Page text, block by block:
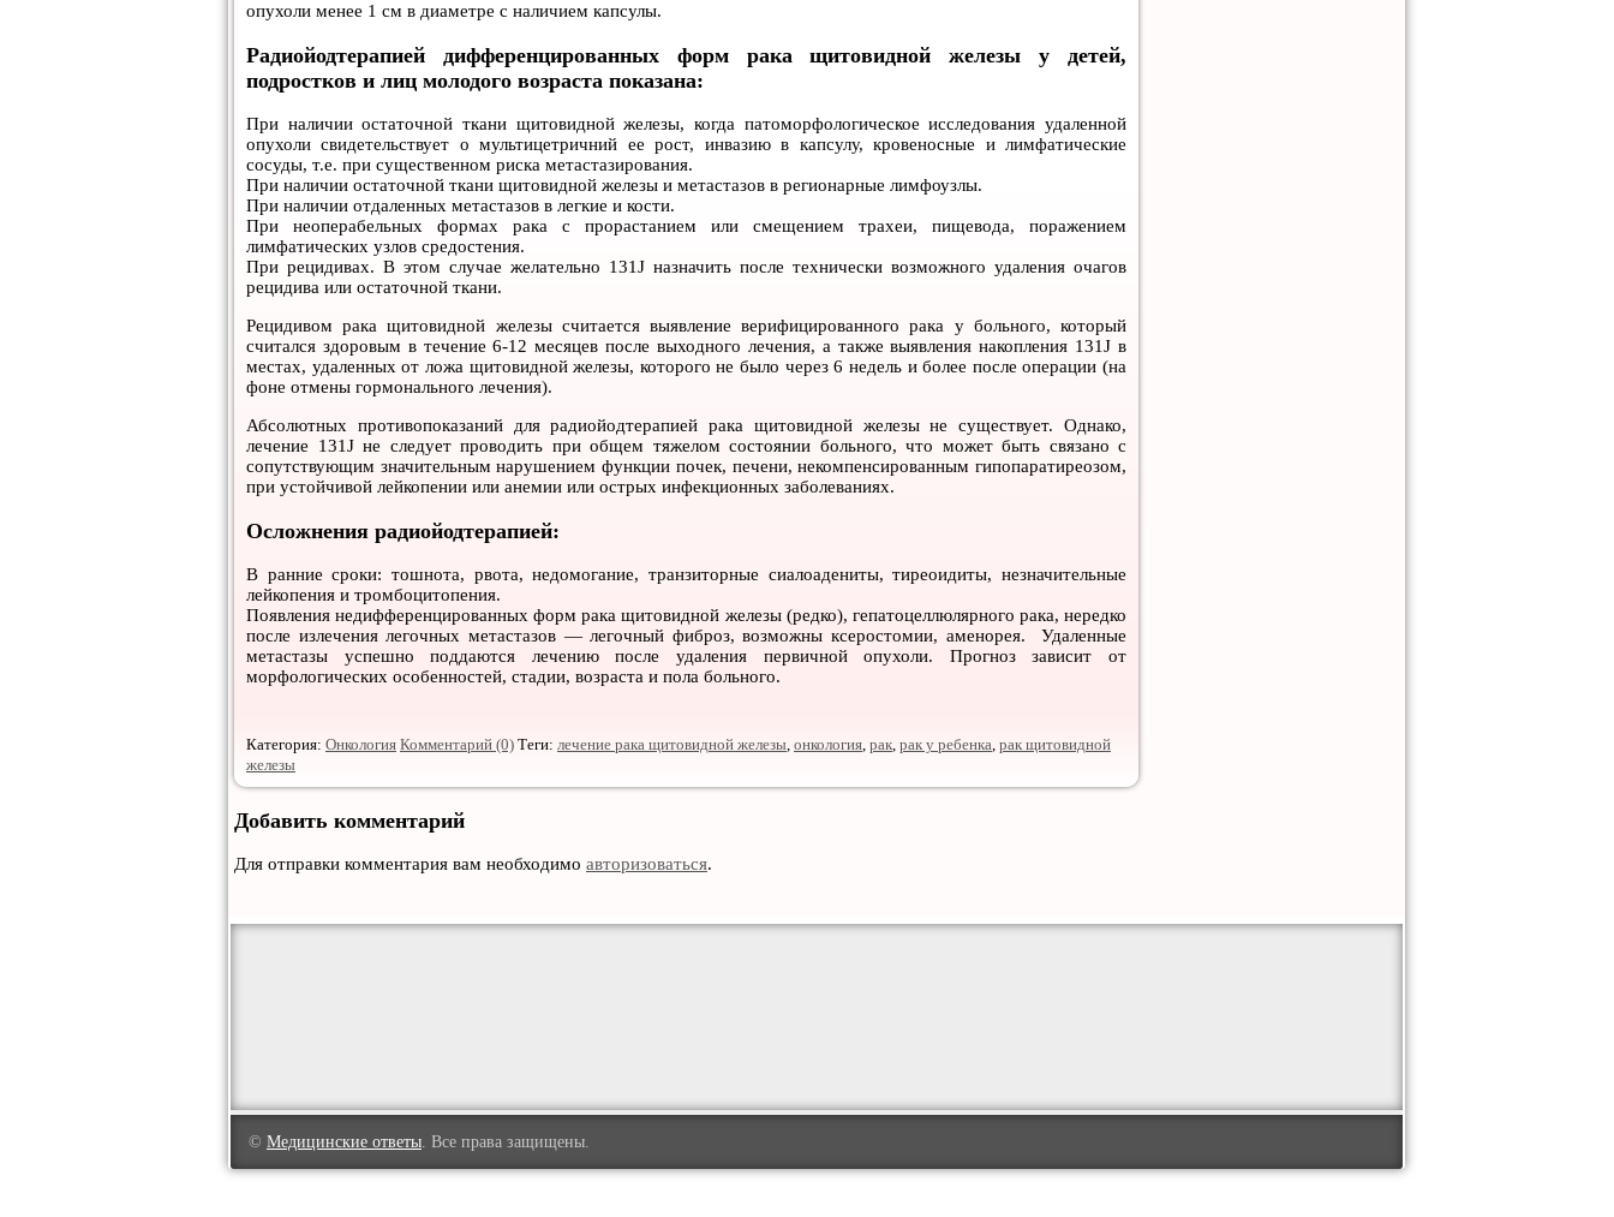
опухоли менее 1 см в диаметре с наличием капсулы.
Радиойодтерапией дифференцированных форм рака щитовидной железы у детей,
подростков и лиц молодого возраста показана:
При наличии остаточной ткани щитовидной железы, когда патоморфологическое исследования удаленной
опухоли свидетельствует о мультицетричний ее рост, инвазию в капсулу, кровеносные и лимфатические
сосуды, т.е. при существенном риска метастазирования.
При наличии остаточной ткани щитовидной железы и метастазов в регионарные лимфоузлы.
При наличии отдаленных метастазов в легкие и кости.
При неоперабельных формах рака с прорастанием или смещением трахеи, пищевода, поражением
лимфатических узлов средостения.
При рецидивах. В этом случае желательно 131J назначить после технически возможного удаления очагов
рецидива или остаточной ткани.
Рецидивом рака щитовидной железы считается выявление верифицированного рака у больного, который
считался здоровым в течение 6-12 месяцев после выходного лечения, а также выявления накопления 131J в
местах, удаленных от ложа щитовидной железы, которого не было через 6 недель и более после операции (на
фоне отмены гормонального лечения).
Абсолютных противопоказаний для радиойодтерапией рака щитовидной железы не существует. Однако,
лечение 131J не следует проводить при общем тяжелом состоянии больного, что может быть связано с
сопутствующим значительным нарушением функции почек, печени, некомпенсированным гипопаратиреозом,
при устойчивой лейкопении или анемии или острых инфекционных заболеваниях.
Осложнения радиойодтерапией:
В ранние сроки: тошнота, рвота, недомогание, транзиторные сиалоадениты, тиреоидиты, незначительные
лейкопения и тромбоцитопения.
Появления недифференцированных форм рака щитовидной железы (редко), гепатоцеллюлярного рака, нередко
после излечения легочных метастазов — легочный фиброз, возможны ксеростомии, аменорея. Удаленные
метастазы успешно поддаются лечению после удаления первичной опухоли. Прогноз зависит от
морфологических особенностей, стадии, возраста и пола больного.
Категория: Онкология Комментарий (0) Теги: лечение рака щитовидной железы, онкология, рак, рак у ребенка, рак щитовидной
железы
Добавить комментарий
Для отправки комментария вам необходимо авторизоваться.
© Медицинские ответы. Все права защищены.